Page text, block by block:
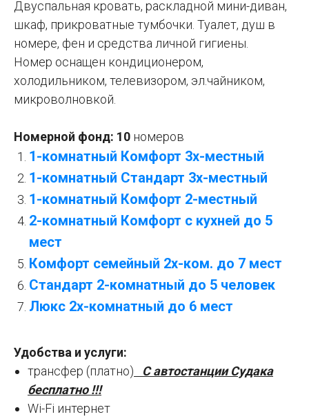
Двуспальная кровать, раскладной мини-диван,
шкаф, прикроватные тумбочки. Туалет, душ в
номере, фен и средства личной гигиены.
Номер оснащен кондиционером,
холодильником, телевизором, эл.чайником,
микроволновкой.
Номерной фонд: 10 номеров
1-комнатный Комфорт 3х-местный
1-комнатный Стандарт 3х-местный
1-комнатный Комфорт 2-местный
2-комнатный Комфорт с кухней до 5
мест
Комфорт семейный 2х-ком. до 7 мест
Стандарт 2-комнатный до 5 человек
Люкс 2х-комнатный до 6 мест
Удобства и услуги:
трансфер (платно) С автостанции Судака
бесплатно !!!
Wi-Fi интернет